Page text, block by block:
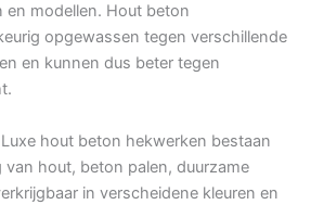
en modellen. Hout beton
opgewassen tegen verschillende
en kunnen dus beter tegen
hout beton hekwerken bestaan
van hout, beton palen, duurzame
in verscheidene kleuren en